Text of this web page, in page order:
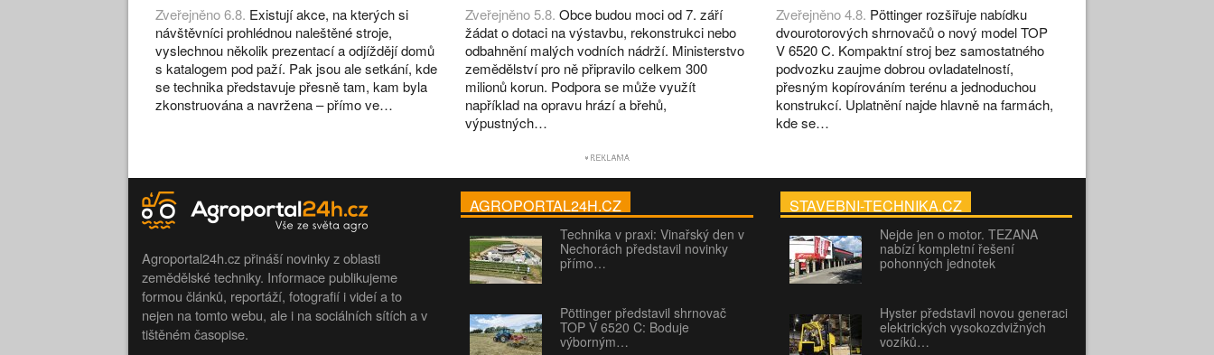
Zveřejněno 6.8. Existují akce, na kterých si
návštěvníci prohlédnou naleštěné stroje,
vyslechnou několik prezentací a odjíždějí domů
s katalogem pod paží. Pak jsou ale setkání, kde
se technika představuje přesně tam, kam byla
zkonstruována a navržena – přímo ve…
Zveřejněno 5.8. Obce budou moci od 7. září
žádat o dotaci na výstavbu, rekonstrukci nebo
odbahnění malých vodních nádrží. Ministerstvo
zemědělství pro ně připravilo celkem 300
milionů korun. Podpora se může využít
například na opravu hrází a břehů,
výpustných…
Zveřejněno 4.8. Pöttinger rozšiřuje nabídku
dvourotorových shrnovačů o nový model TOP
V 6520 C. Kompaktní stroj bez samostatného
podvozku zaujme dobrou ovladatelností,
přesným kopírováním terénu a jednoduchou
konstrukcí. Uplatnění najde hlavně na farmách,
kde se…
Agroportal24h.cz přináší novinky z oblasti
zemědělské techniky. Informace publikujeme
formou článků, reportáží, fotografií i videí a to
nejen na tomto webu, ale i na sociálních sítích a v
tištěném časopise.
AGROPORTAL24H.CZ
Technika v praxi: Vinařský den v
Nechorách představil novinky
přímo…
Pöttinger představil shrnovač
TOP V 6520 C: Boduje
výborným…
STAVEBNI-TECHNIKA.CZ
Nejde jen o motor. TEZANA
nabízí kompletní řešení
pohonných jednotek
Hyster představil novou generaci
elektrických vysokozdvižných
vozíků…